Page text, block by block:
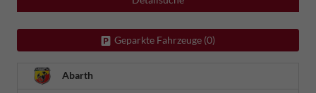
Geparkte Fahrzeuge (0)
Abarth